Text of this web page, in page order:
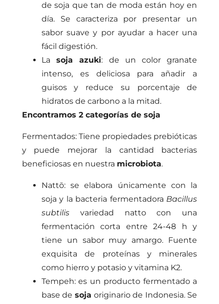
de soja que tan de moda están hoy en
día. Se caracteriza por presentar un
sabor suave y por ayudar a hacer una
fácil digestión.
Lasoja azuki: de un color granate
intenso, es deliciosa para añadir a
guisos y reduce su porcentaje de
hidratos de carbono a la mitad.
Encontramos 2 categorías de soja
Fermentados: Tiene propiedades prebióticas
y puede mejorar la cantidad bacterias
beneficiosas en nuestra microbiota.
Nattō: se elabora únicamente con la
soja y la bacteria fermentadora Bacillus
subtilis variedad natto con una
fermentación corta entre 24-48 h y
tiene un sabor muy amargo. Fuente
exquisita de proteínas y minerales
como hierro y potasio y vitamina K2.
Tempeh: es un producto fermentado a
base de soja originario de Indonesia. Se